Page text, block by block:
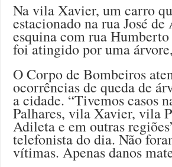
Na vila Xavier, um carro
estacionado na rua José de
esquina com rua
foi atingido por uma
O Corpo de Bombeiros
ocorrências de queda de
a cidade. “Tivemos casos
Palhares, vila Xavier, vila
Adileta e em outras
telefonista do dia. Não
vítimas. Apenas danos